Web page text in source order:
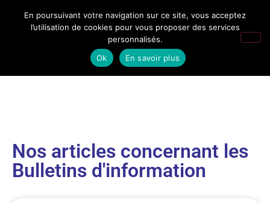
Nos articles concernant les
Bulletins d'information
En poursuivant votre navigation sur ce site, vous acceptez
l’utilisation de cookies pour vous proposer des services
personnalisés.
Ok
En savoir plus